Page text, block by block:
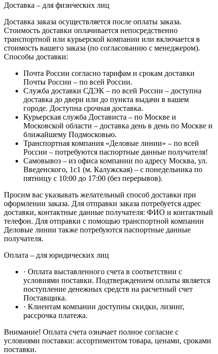
Доставка – для физических лиц
Доставка заказа осуществляется после оплаты заказа.
Стоимость доставки оплачивается непосредственно
транспортной или курьерской компании или включается в
стоимость вашего заказа (по согласованию с менеджером).
Способы доставки:
Почта России согласно тарифам и срокам доставки
Почты России – по всей России.
Служба доставки СДЭК – по всей России – доступна
доставка до двери или до пункта выдачи в вашем
городе. Доступна срочная доставка.
Курьерская служба Достависта – по Москве и
Московской области – доставка день в день по Москве и
ближайшему Подмосковью.
Транспортная компания «Деловые линии» – по всей
России – потребуются паспортные данные получателя!
Самовывоз – из офиса компании по адресу Москва, ул.
Введенского, 1с1 (м. Калужская) – с понедельника по
пятницу с 10:00 до 17:00 (без перерывов).
Просим вас указывать желательный способ доставки при
оформлении заказа. Для отправки заказа потребуется адрес
доставки, контактные данные получателя: ФИО и контактный
телефон. Для отправки с помощью транспортной компании
Деловые линии также потребуются паспортные данные
получателя.
Оплата – для юридических лиц
· Оплата выставленного счета в соответствии с
условиями поставки. Подтверждением оплаты является
поступление денежных средств на расчетный счет
Поставщика.
· Клиентам компании доступны скидки, лизинг,
рассрочка платежа.
Внимание! Оплата счета означает полное согласие с
условиями поставки: ассортиментом товара, ценами, сроками
поставки.